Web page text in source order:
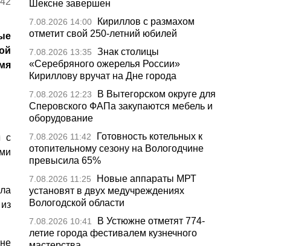
с
Шексне завершен
7.08.2026 14:00
Кириллов с размахом
отметит свой 250-летний юбилей
7.08.2026 13:35
Знак столицы
«Серебряного ожерелья России»
Кириллову вручат на Дне города
7.08.2026 12:23
В Вытегорском округе для
Сперовского ФАПа закупаются мебель и
оборудование
7.08.2026 11:42
Готовность котельных к
отопительному сезону на Вологодчине
превысила 65%
7.08.2026 11:25
Новые аппараты МРТ
установят в двух медучреждениях
Вологодской области
7.08.2026 10:41
В Устюжне отметят 774-
летие города фестивалем кузнечного